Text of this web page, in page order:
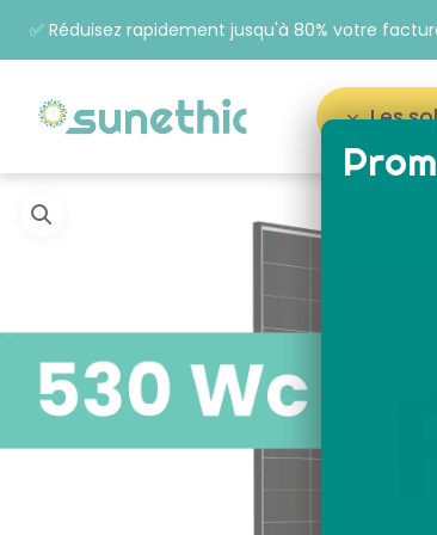
Appuyez sur Entrée pour rechercher ou
✅ Réduisez rapidement jusqu'à 80% votre
Les